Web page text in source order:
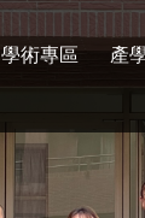
學術專區 產